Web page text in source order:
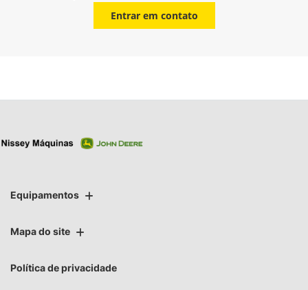
Entrar em contato
Equipamentos
Mapa do site
Política de privacidade